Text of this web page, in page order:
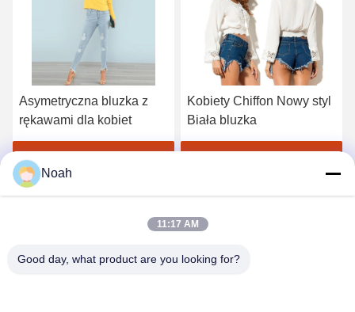
Asymetryczna bluzka z
rękawami dla kobiet
Kobiety Chiffon Nowy styl
Biała bluzka
Noah
11:17 AM
Good day, what product are you looking for?